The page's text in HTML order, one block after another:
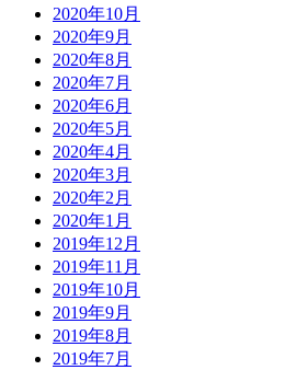
2020年10月
2020年9月
2020年8月
2020年7月
2020年6月
2020年5月
2020年4月
2020年3月
2020年2月
2020年1月
2019年12月
2019年11月
2019年10月
2019年9月
2019年8月
2019年7月